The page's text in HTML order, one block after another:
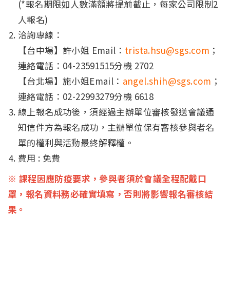
(*報名期限如人數滿額將提前截止，每家公司限制2
人報名)
洽詢專線：
【台中場】許小姐 Email： trista.hsu@sgs.com ；
連絡電話：04-23591515分機 2702
【台北場】施小姐Email： angel.shih@sgs.com ；
連絡電話：02-22993279分機 6618
線上報名成功後，須經過主辦單位審核發送會議通
知信件方為報名成功，主辦單位保有審核參與者名
單的權利與活動最終解釋權。
費用 : 免費
※ 課程因應防疫要求，參與者須於會議全程配戴口
罩，報名資料務必確實填寫，否則將影響報名審核結
果。